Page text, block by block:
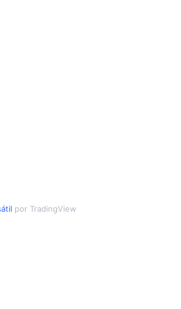
por TradingView